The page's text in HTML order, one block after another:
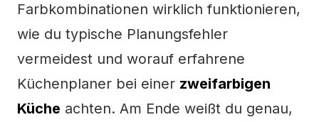
Farbkombinationen wirklich funktionieren,
wie du typische Planungsfehler
vermeidest und worauf erfahrene
Küchenplaner bei einer zweifarbigen
Küche achten. Am Ende weißt du genau,